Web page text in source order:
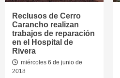
Reclusos de Cerro
Carancho realizan
trabajos de reparación
en el Hospital de
Rivera
miércoles 6 de junio de
2018